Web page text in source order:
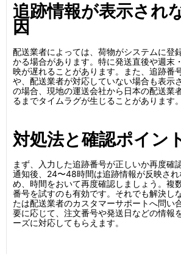
追跡情報が表示され
因
配送業者によっては、荷物がシステムに登
かる場合があります。特に発送直後や週末
映が遅れることがあります。また、追跡番
や、配送業者が対応していない場合も表示
の場合、現地の運送会社から日本の配送業
るまでタイムラグが生じることがあります。
対処法と確認ポイン
まず、入力した追跡番号が正しいか再度確
通知後、24〜48時間は追跡情報が反映さ
め、時間をおいて再度確認しましょう。複
番号を試すのも有効です。それでも解決し
たは配送業者のカスタマーサポートへ問い
要に応じて、注文番号や発送日などの情報
ーズに対応してもらえます。